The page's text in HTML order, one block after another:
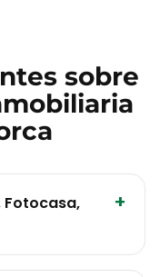
sobre
Fotocasa,
+